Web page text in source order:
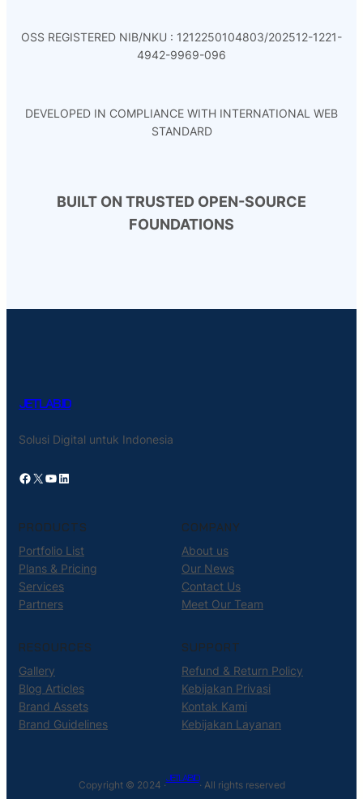
OSS REGISTERED NIB/NKU : 1212250104803/202512-1221-
4942-9969-096
DEVELOPED IN COMPLIANCE WITH INTERNATIONAL WEB
STANDARD
BUILT ON TRUSTED OPEN-SOURCE
FOUNDATIONS
JETLAB.ID
Solusi Digital untuk Indonesia
Facebook X YouTube LinkedIn
PRODUCTS
Portfolio List
Plans & Pricing
Services
Partners
COMPANY
About us
Our News
Contact Us
Meet Our Team
RESOURCES
Gallery
Blog Articles
Brand Assets
Brand Guidelines
SUPPORT
Refund & Return Policy
Kebijakan Privasi
Kontak Kami
Kebijakan Layanan
Copyright © 2024 ·
JETLAB.ID
· All rights reserved